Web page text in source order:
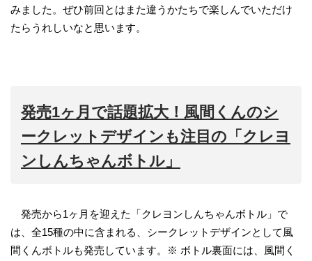
みました。ぜひ前回とはまた違うかたちで楽しんでいただけ
たらうれしいなと思います。
発売1ヶ月で話題拡大！風間くんのシ
ークレットデザインも注目の「クレヨ
ンしんちゃんボトル」
発売から1ヶ月を迎えた「クレヨンしんちゃんボトル」で
は、全15種の中に含まれる、シークレットデザインとして風
間くんボトルも発売しています。※ ボトル裏面には、風間く